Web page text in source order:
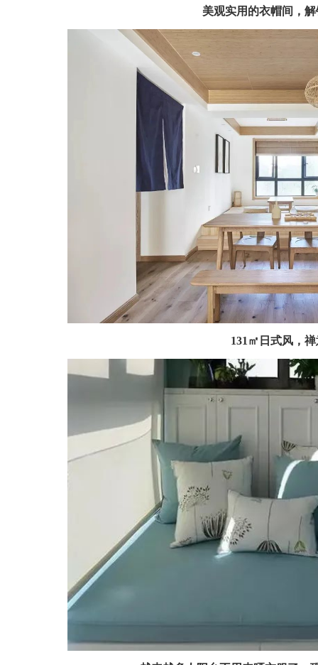
美观实用的衣帽间，
131㎡日式风，